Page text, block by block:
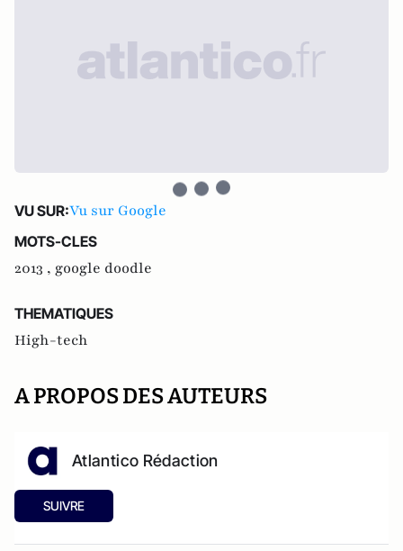
VU SUR:Vu sur Google
MOTS-CLES
2013 , google doodle
THEMATIQUES
High-tech
A PROPOS DES AUTEURS
Atlantico Rédaction
SUIVRE